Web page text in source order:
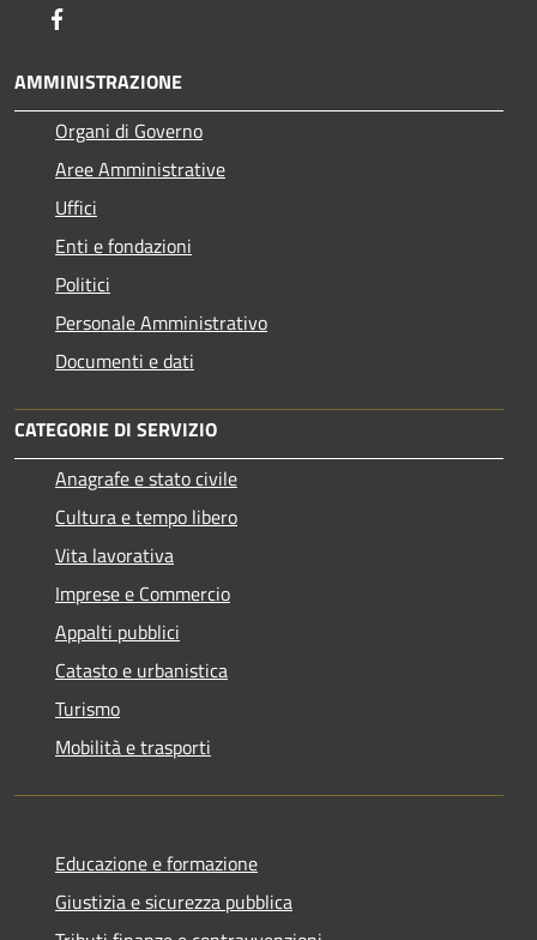
AMMINISTRAZIONE
Organi di Governo
Aree Amministrative
Uffici
Enti e fondazioni
Politici
Personale Amministrativo
Documenti e dati
CATEGORIE DI SERVIZIO
Anagrafe e stato civile
Cultura e tempo libero
Vita lavorativa
Imprese e Commercio
Appalti pubblici
Catasto e urbanistica
Turismo
Mobilità e trasporti
Educazione e formazione
Giustizia e sicurezza pubblica